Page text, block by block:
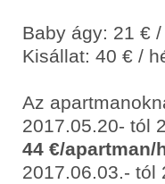
Baby ágy: 21 €
Kisállat: 40 € /
Az
2017.05.20- tól
44 €/apartman/
2017.06.03.- tól